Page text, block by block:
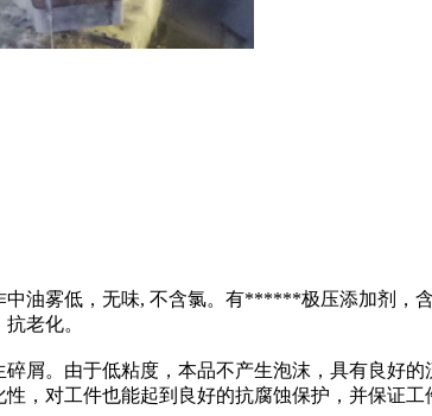
中油雾低，无味, 不含氯。有******极压添加剂，
老化。
屑。由于低粘度，本品不产生泡沫，具有良好的
对工件也能起到良好的抗腐蚀保护，并保证工